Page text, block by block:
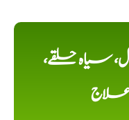
سیاہ حلقے،
علاج